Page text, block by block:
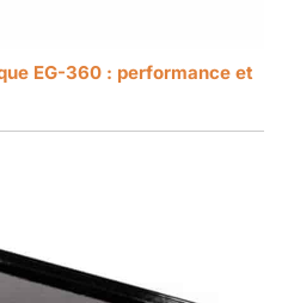
EG-360 : performance et